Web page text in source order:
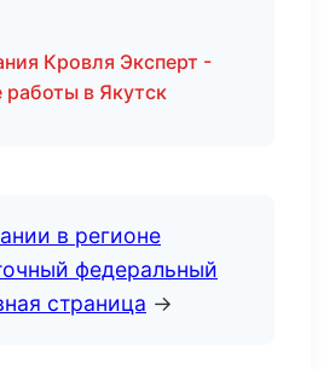
Кровля Эксперт -
в Якутск
в регионе
федеральный
страница →